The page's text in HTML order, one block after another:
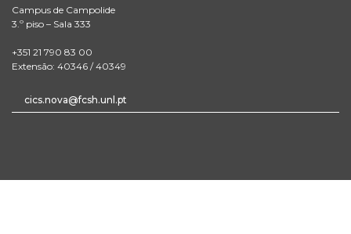
Campus de Campolide
3.º piso – Sala 333
+351 21 790 83 00
Extensão: 40346 / 40349
cics.nova@fcsh.unl.pt